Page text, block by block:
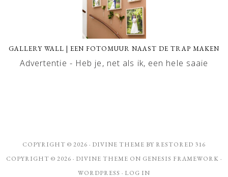
GALLERY WALL | EEN FOTOMUUR NAAST DE TRAP MAKEN
Advertentie - Heb je, net als ik, een hele saaie
COPYRIGHT © 2026 · DIVINE THEME BY RESTORED 316
COPYRIGHT © 2026 · DIVINE THEME ON GENESIS FRAMEWORK ·
WORDPRESS · LOG IN